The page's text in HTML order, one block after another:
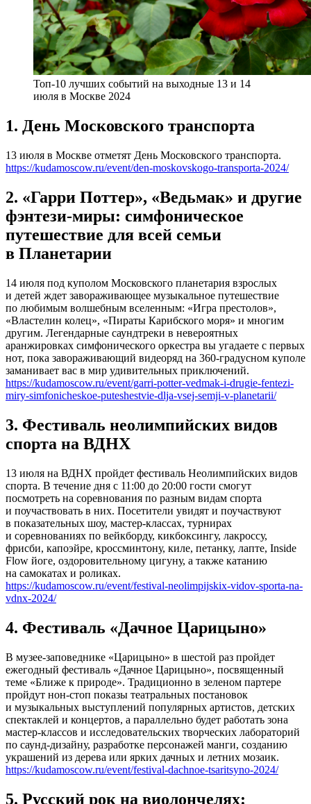
Топ-10 лучших событий на выходные 13 и 14
июля в Москве 2024
1. День Московского транспорта
13 июля в Москве отметят День Московского транспорта.
https://kudamoscow.ru/event/den-moskovskogo-transporta-2024/
2. «Гарри Поттер», «Ведьмак» и другие
фэнтези-миры: симфоническое
путешествие для всей семьи
в Планетарии
14 июля под куполом Московского планетария взрослых
и детей ждет завораживающее музыкальное путешествие
по любимым волшебным вселенным: «Игра престолов»,
«Властелин колец», «Пираты Карибского моря» и многим
другим. Легендарные саундтреки в невероятных
аранжировках симфонического оркестра вы угадаете с первых
нот, пока завораживающий видеоряд на 360-градусном куполе
заманивает вас в мир удивительных приключений.
https://kudamoscow.ru/event/garri-potter-vedmak-i-drugie-fentezi-
miry-simfonicheskoe-puteshestvie-dlja-vsej-semji-v-planetarii/
3. Фестиваль неолимпийских видов
спорта на ВДНХ
13 июля на ВДНХ пройдет фестиваль Неолимпийских видов
спорта. В течение дня с 11:00 до 20:00 гости смогут
посмотреть на соревнования по разным видам спорта
и поучаствовать в них. Посетители увидят и поучаствуют
в показательных шоу, мастер-классах, турнирах
и соревнованиях по вейкборду, кикбоксингу, лакроссу,
фрисби, капоэйре, кроссминтону, киле, петанку, лапте, Inside
Flow йоге, оздоровительному цигуну, а также катанию
на самокатах и роликах.
https://kudamoscow.ru/event/festival-neolimpijskix-vidov-sporta-na-
vdnx-2024/
4. Фестиваль «Дачное Царицыно»
В музее-заповеднике «Царицыно» в шестой раз пройдет
ежегодный фестиваль «Дачное Царицыно», посвященный
теме «Ближе к природе». Традиционно в зеленом партере
пройдут нон-стоп показы театральных постановок
и музыкальных выступлений популярных артистов, детских
спектаклей и концертов, а параллельно будет работать зона
мастер-классов и исследовательских творческих лабораторий
по саунд-дизайну, разработке персонажей манги, созданию
украшений из дерева или ярких дачных и летних мозаик.
https://kudamoscow.ru/event/festival-dachnoe-tsaritsyno-2024/
5. Русский рок на виолончелях: